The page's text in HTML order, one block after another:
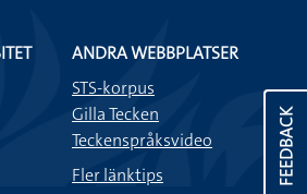
FEEDBACK
ANDRA WEBBPLATSER
STS-korpus
Gilla Tecken
Teckenspråksvideo
Fler länktips